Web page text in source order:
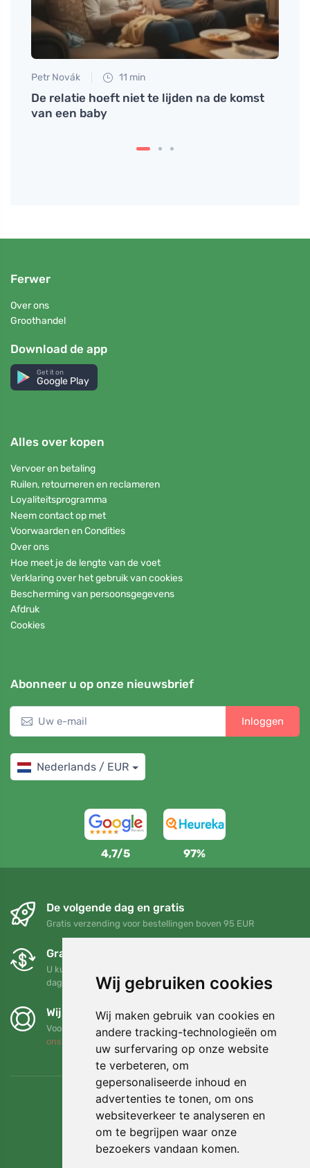
Wij gebruiken cookies
Wij maken gebruik van cookies en
andere tracking-technologieën om
uw surfervaring op onze website
te verbeteren, om
gepersonaliseerde inhoud en
advertenties te tonen, om ons
websiteverkeer te analyseren en
om te begrijpen waar onze
bezoekers vandaan komen.
Petr Novák 11 min
De relatie hoeft niet te lijden na de komst
van een baby
Ferwer
Over ons
Groothandel
Download de app
Get it on
Google Play
Alles over kopen
Vervoer en betaling
Ruilen, retourneren en reclameren
Loyaliteitsprogramma
Neem contact op met
Voorwaarden en Condities
Over ons
Hoe meet je de lengte van de voet
Verklaring over het gebruik van cookies
Bescherming van persoonsgegevens
Afdruk
Cookies
Abonneer u op onze nieuwsbrief
Inloggen
Nederlands / EUR
4,7/5 97%
De volgende dag en gratis
Gratis verzending voor bestellingen boven 95 EUR
Gratis ruilen en retourneren
U kunt uw bestelling op elk gewenst moment binnen 90
dagen retourneren of ruilen
Wij steunen Trees.org
Voor elke bestelling planten we een boom! Lees meer Over
ons